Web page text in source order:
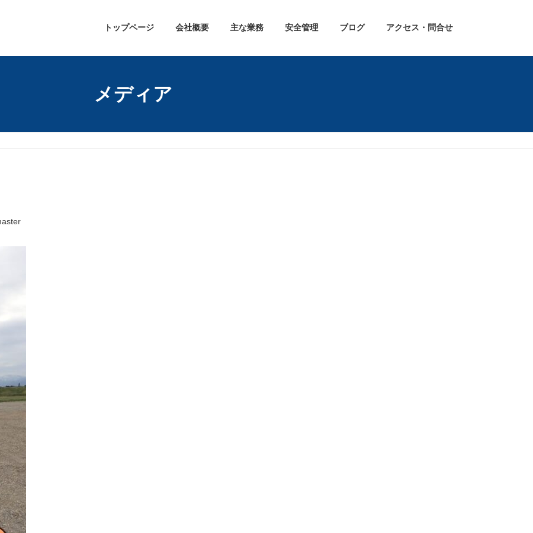
トップページ 会社概要 主な業務 安全管理 ブログ アクセス・問合せ
メディア